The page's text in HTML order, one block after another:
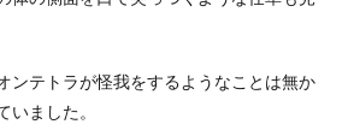
ンテトラが怪我をするようなことは無か
いました。